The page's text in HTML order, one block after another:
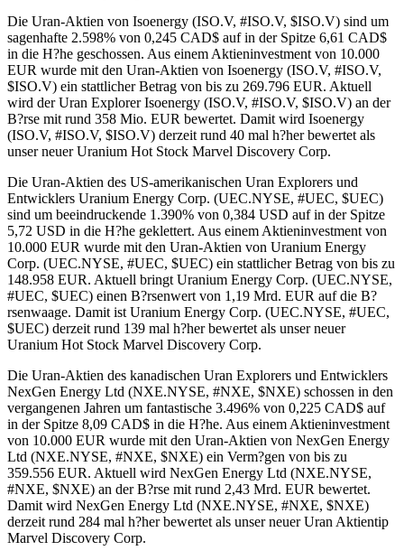
Die Uran-Aktien von Isoenergy (ISO.V, #ISO.V, $ISO.V) sind um
sagenhafte 2.598% von 0,245 CAD$ auf in der Spitze 6,61 CAD$
in die H?he geschossen. Aus einem Aktieninvestment von 10.000
EUR wurde mit den Uran-Aktien von Isoenergy (ISO.V, #ISO.V,
$ISO.V) ein stattlicher Betrag von bis zu 269.796 EUR. Aktuell
wird der Uran Explorer Isoenergy (ISO.V, #ISO.V, $ISO.V) an der
B?rse mit rund 358 Mio. EUR bewertet. Damit wird Isoenergy
(ISO.V, #ISO.V, $ISO.V) derzeit rund 40 mal h?her bewertet als
unser neuer Uranium Hot Stock Marvel Discovery Corp.
Die Uran-Aktien des US-amerikanischen Uran Explorers und
Entwicklers Uranium Energy Corp. (UEC.NYSE, #UEC, $UEC)
sind um beeindruckende 1.390% von 0,384 USD auf in der Spitze
5,72 USD in die H?he geklettert. Aus einem Aktieninvestment von
10.000 EUR wurde mit den Uran-Aktien von Uranium Energy
Corp. (UEC.NYSE, #UEC, $UEC) ein stattlicher Betrag von bis zu
148.958 EUR. Aktuell bringt Uranium Energy Corp. (UEC.NYSE,
#UEC, $UEC) einen B?rsenwert von 1,19 Mrd. EUR auf die B?
rsenwaage. Damit ist Uranium Energy Corp. (UEC.NYSE, #UEC,
$UEC) derzeit rund 139 mal h?her bewertet als unser neuer
Uranium Hot Stock Marvel Discovery Corp.
Die Uran-Aktien des kanadischen Uran Explorers und Entwicklers
NexGen Energy Ltd (NXE.NYSE, #NXE, $NXE) schossen in den
vergangenen Jahren um fantastische 3.496% von 0,225 CAD$ auf
in der Spitze 8,09 CAD$ in die H?he. Aus einem Aktieninvestment
von 10.000 EUR wurde mit den Uran-Aktien von NexGen Energy
Ltd (NXE.NYSE, #NXE, $NXE) ein Verm?gen von bis zu
359.556 EUR. Aktuell wird NexGen Energy Ltd (NXE.NYSE,
#NXE, $NXE) an der B?rse mit rund 2,43 Mrd. EUR bewertet.
Damit wird NexGen Energy Ltd (NXE.NYSE, #NXE, $NXE)
derzeit rund 284 mal h?her bewertet als unser neuer Uran Aktientip
Marvel Discovery Corp.